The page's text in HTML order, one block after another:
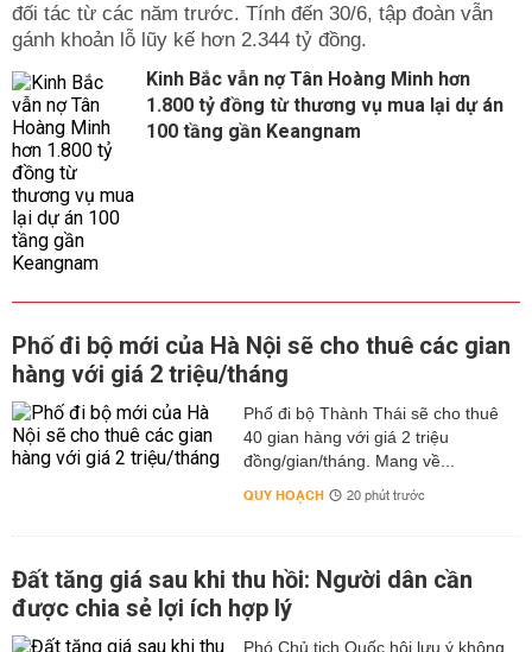
đối tác từ các năm trước. Tính đến 30/6, tập đoàn vẫn
gánh khoản lỗ lũy kế hơn 2.344 tỷ đồng.
Kinh Bắc vẫn nợ Tân Hoàng Minh hơn
1.800 tỷ đồng từ thương vụ mua lại dự án
100 tầng gần Keangnam
Phố đi bộ mới của Hà Nội sẽ cho thuê các gian
hàng với giá 2 triệu/tháng
Phố đi bộ Thành Thái sẽ cho thuê
40 gian hàng với giá 2 triệu
đồng/gian/tháng. Mang về...
QUY HOẠCH 20 phút trước
Đất tăng giá sau khi thu hồi: Người dân cần
được chia sẻ lợi ích hợp lý
Phó Chủ tịch Quốc hội lưu ý không